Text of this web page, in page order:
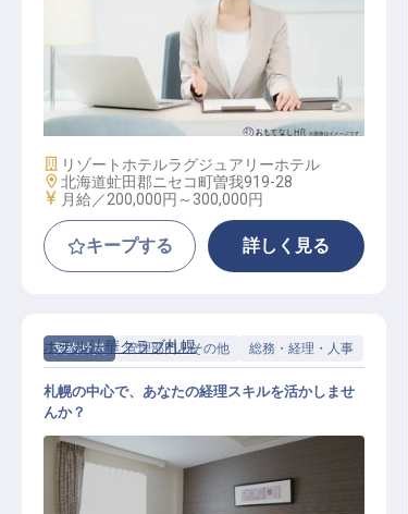
経理スタッフ
施設業態
リゾートホテルラグジュアリーホテル
勤務地
北海道虻田郡ニセコ町曽我919-28
給与
月給／200,000円～ 300,000円
キープする 詳しく見る
契約社員 管理部門・その他 総務・経理・人事
ホテル法華クラブ札幌
札幌の中心で、あなたの経理スキルを活かしませ
んか？